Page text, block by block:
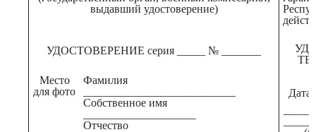
выдавший удостоверение)
Дата
УДОСТОВЕРЕНИЕ серия _____ № _______
Место
для фото
Фамилия
Собственное имя
Отчество